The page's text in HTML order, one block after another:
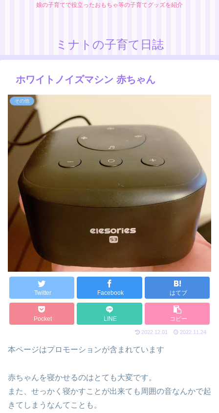
娘の子育てで役立ったおもちゃ等の子育てグッズを紹介
ミナトの子育て日誌
ホワイトノイズマシン 赤ちゃん
その他
Twitter Facebook はてブ
Pocket LINE コピー
2022.12.01 2022.11.24
本ページはプロモーションが含まれています
赤ちゃんを寝かせるのはとても大変です。
また、せっかく寝かすことが出来ても周囲の音なんかで起
きてしまうなんてことも。